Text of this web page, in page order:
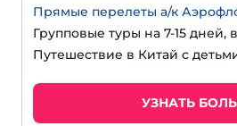
Прямые перелеты а/к
Групповые туры на 7-15 дней,
Путешествие в Китай с
УЗНАТЬ